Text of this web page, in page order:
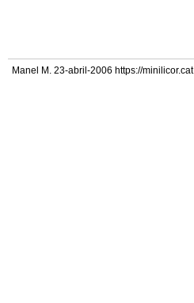
Manel M. 23-abril-2006 https://minilicor.cat